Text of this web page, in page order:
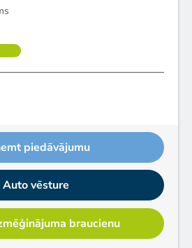
piedāvājumu
Auto vēsture
braucienu